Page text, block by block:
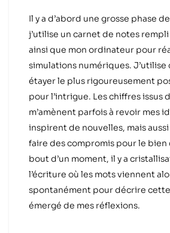
Il y a d’abord une grosse phase
j’utilise un carnet de notes
ainsi que mon ordinateur pour
simulations numériques. J’utilise
étayer le plus rigoureusement
pour l’intrigue. Les chiffres issus
m’amènent parfois à revoir mes
inspirent de nouvelles, mais
faire des compromis pour le bien
bout d’un moment, il y a
l’écriture où les mots viennent
spontanément pour décrire
émergé de mes réflexions.